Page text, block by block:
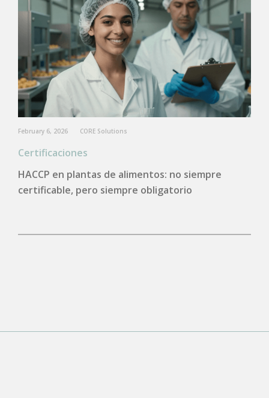
February 6, 2026 CORE Solutions
Certificaciones
HACCP en plantas de alimentos: no siempre
certificable, pero siempre obligatorio